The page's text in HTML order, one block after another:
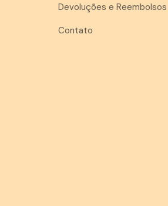
Devoluções e Reembolsos
Contato